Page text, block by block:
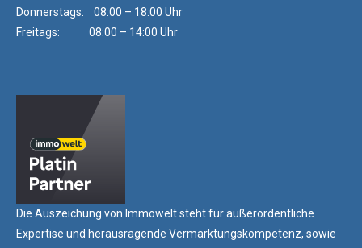
Donnerstags: 08:00 – 18:00 Uhr
Freitags: 08:00 – 14:00 Uhr
Die Auszeichung von Immowelt steht für außerordentliche
Expertise und herausragende Vermarktungskompetenz, sowie